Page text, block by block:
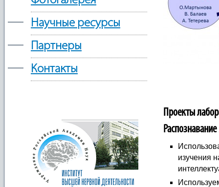
— Научные ресурсы
— Партнеры
— Контакты
Проекты
изучения